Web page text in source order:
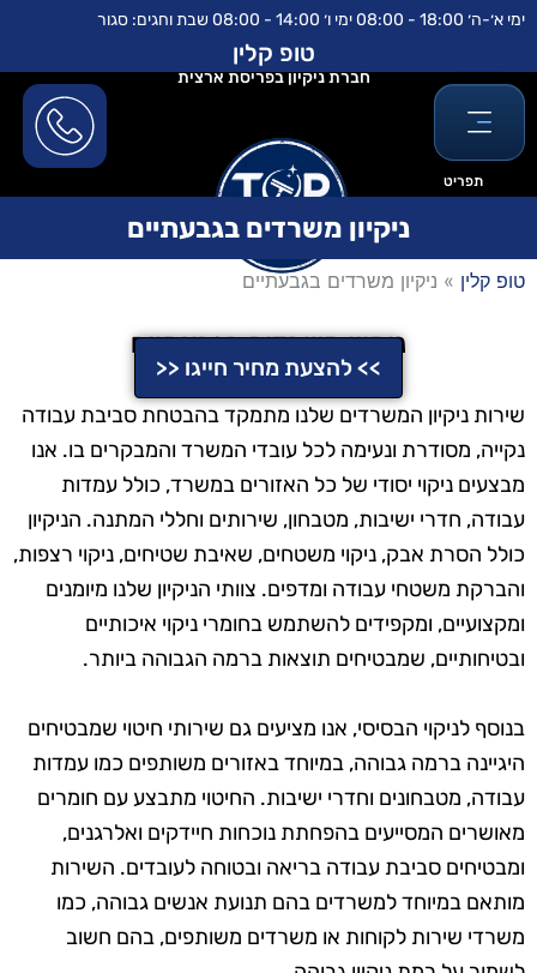
לתוכן
דילוג
ימי א׳-ה׳ 18:00 - 08:00 ימי ו׳ 14:00 - 08:00 שבת וחגים: סגור
תפריט
טופ קלין
חברת ניקיון בפריסת ארצית
ניקיון משרדים בגבעתיים
טופ קלין » ניקיון משרדים בגבעתיים
ניקיון משרדים בגבעתיים
>> להצעת מחיר חייגו <<
שירות ניקיון המשרדים שלנו מתמקד בהבטחת סביבת עבודה
נקייה, מסודרת ונעימה לכל עובדי המשרד והמבקרים בו. אנו
מבצעים ניקוי יסודי של כל האזורים במשרד, כולל עמדות
עבודה, חדרי ישיבות, מטבחון, שירותים וחללי המתנה. הניקיון
כולל הסרת אבק, ניקוי משטחים, שאיבת שטיחים, ניקוי רצפות,
והברקת משטחי עבודה ומדפים. צוותי הניקיון שלנו מיומנים
ומקצועיים, ומקפידים להשתמש בחומרי ניקוי איכותיים
ובטיחותיים, שמבטיחים תוצאות ברמה הגבוהה ביותר.
בנוסף לניקוי הבסיסי, אנו מציעים גם שירותי חיטוי שמבטיחים
היגיינה ברמה גבוהה, במיוחד באזורים משותפים כמו עמדות
עבודה, מטבחונים וחדרי ישיבות. החיטוי מתבצע עם חומרים
מאושרים המסייעים בהפחתת נוכחות חיידקים ואלרגנים,
ומבטיחים סביבת עבודה בריאה ובטוחה לעובדים. השירות
מותאם במיוחד למשרדים בהם תנועת אנשים גבוהה, כמו
משרדי שירות לקוחות או משרדים משותפים, בהם חשוב